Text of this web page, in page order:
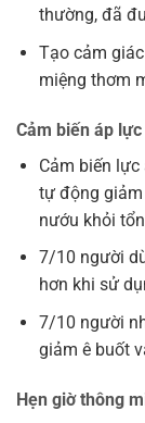
thường, đã
Tạo cảm
miệng thơm
Cảm biến áp
Cảm biến
tự động
nướu khỏi
7/10 người
hơn khi sử
7/10 người
giảm ê buốt
Hẹn giờ thông